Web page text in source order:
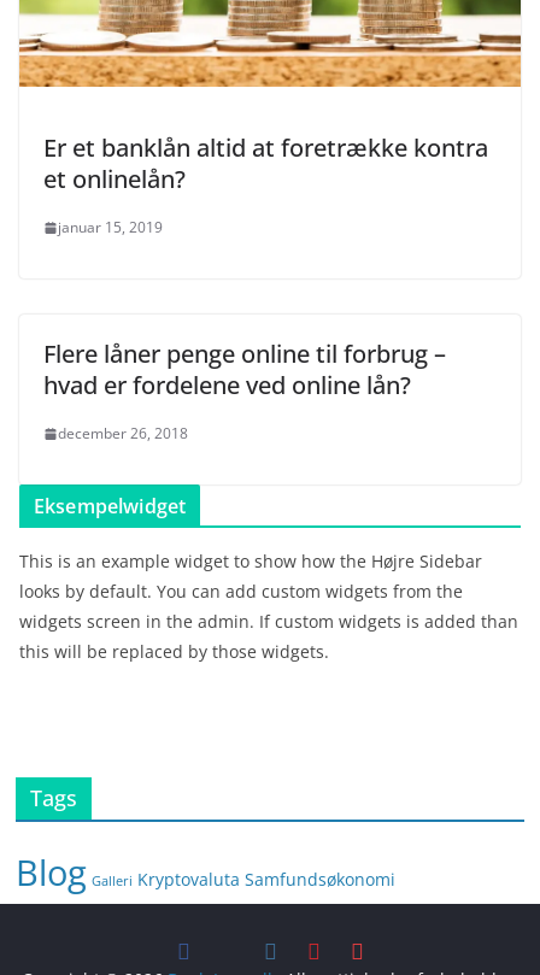
Er et banklån altid at foretrække kontra
et onlinelån?
januar 15, 2019
Flere låner penge online til forbrug –
hvad er fordelene ved online lån?
december 26, 2018
Eksempelwidget
This is an example widget to show how the Højre Sidebar
looks by default. You can add custom widgets from the
widgets screen in the admin. If custom widgets is added than
this will be replaced by those widgets.
Tags
Blog Galleri Kryptovaluta Samfundsøkonomi